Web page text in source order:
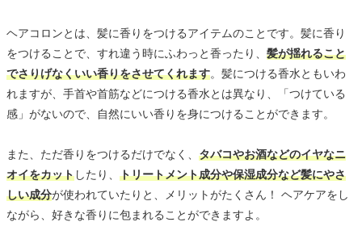
ヘアコロンとは、髪に香りをつけるアイテムのことです。髪に香り
をつけることで、すれ違う時にふわっと香ったり、 髪が揺れること
でさりげなくいい香りをさせてくれます。髪につける香水ともいわ
れますが、手首や首筋などにつける香水とは異なり、「つけている
感」がないので、自然にいい香りを身につけることができます。
また、ただ香りをつけるだけでなく、 タバコやお酒などのイヤなニ
オイをカットしたり、 トリートメント成分や保湿成分など髪にやさ
しい成分が使われていたりと、メリットがたくさん！ ヘアケアをし
ながら、好きな香りに包まれることができますよ。